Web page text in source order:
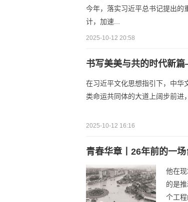
今年，落实习近平总书记提出的
计，加速...
2025-10-12 20:58
书写美美与共的时代新
在习近平文化思想指引下，中华
类命运共同体的大道上阔步前进
2025-10-12 16:16
青春华章丨26年前的一
他在
的是
个工